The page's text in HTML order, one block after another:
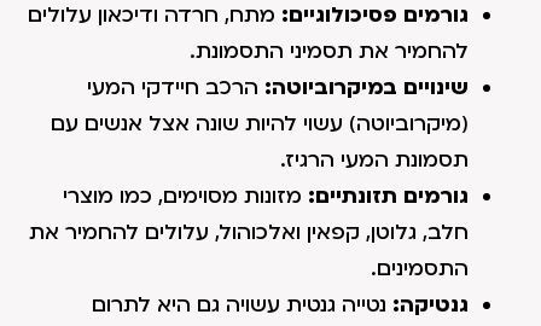
גורמים פסיכולוגיים: מתח, חרדה ודיכאון עלולים
להחמיר את תסמיני התסמונת.
שינויים במיקרוביוטה: הרכב חיידקי המעי
(מיקרוביוטה) עשוי להיות שונה אצל אנשים עם
תסמונת המעי הרגיז.
גורמים תזונתיים: מזונות מסוימים, כמו מוצרי
חלב, גלוטן, קפאין ואלכוהול, עלולים להחמיר את
התסמינים.
גנטיקה: נטייה גנטית עשויה גם היא לתרום